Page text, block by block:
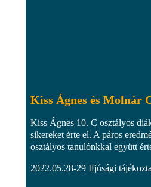
Kiss Ágnes és Molnár
Kiss Ágnes 10. C osztályos
sikereket érte el. A páros
osztályos tanulónkkal együtt
2022.05.28-29 Ifjúsági